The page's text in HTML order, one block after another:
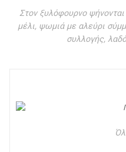
Στον ξυλόφουρνο
μέλι, ψωμιά με αλεύρι
συλλογής,